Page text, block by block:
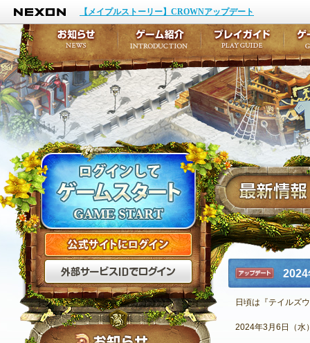
NEXON
【メイプルストーリー】CROWNアップデート
公式サイトにログイン
外部サービスIDでログ
アップデ
ート
日頃は『テイルズ
2024年3月6日（水
お知らせ
イベント
アップデート
メンテナンス
ゲーム紹介
キャラクター作成
テイルズ初級者講座
ここだけは知ってお